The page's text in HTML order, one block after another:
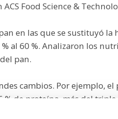
Food Science &
en las que se sustituyó
al 60 %. Analizaron los
pan.
cambios. Por ejemplo,
% de proteína, más del
contenía muchos más